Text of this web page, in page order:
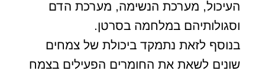
העיכול, מערכת הנשימה, מערכת הדם
וסגולותיהם במלחמה בסרטן.
בנוסף לזאת נתמקד ביכולת של צמחים
שונים לשאת את החומרים הפעילים בצמח